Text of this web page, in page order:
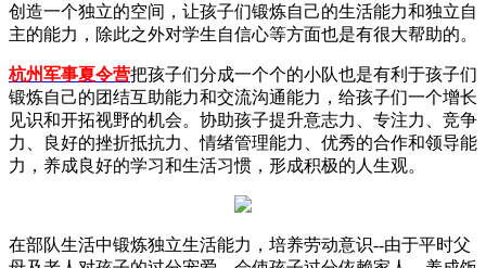
创造一个独立的空间，让孩子们锻炼自己的生活能力和独立自
主的能力，除此之外对学生自信心等方面也是有很大帮助的。
杭州军事夏令营把孩子们分成一个个的小队也是有利于孩子们
锻炼自己的团结互助能力和交流沟通能力，给孩子们一个增长
见识和开拓视野的机会。协助孩子提升意志力、专注力、竞争
力、良好的挫折抵抗力、情绪管理能力、优秀的合作和领导能
力，养成良好的学习和生活习惯，形成积极的人生观。
在部队生活中锻炼独立生活能力，培养劳动意识--由于平时父